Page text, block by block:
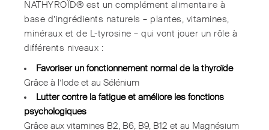
NATHYROÏD® est un complément alimentaire à
base d’ingrédients naturels – plantes, vitamines,
minéraux et de L-tyrosine – qui vont jouer un rôle à
différents niveaux :
Favoriser un fonctionnement normal de la thyroïde
Grâce à l’Iode et au Sélénium
Lutter contre la fatigue et améliore les fonctions
psychologiques
Grâce aux vitamines B2, B6, B9, B12 et au Magnésium